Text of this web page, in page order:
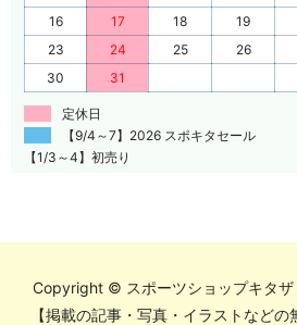
16
17 18 19
23
24 25 26
30
31
定休日
【9/4～7】2026 スポキタセール
【1/3～4】初売り
Copyright © スポーツショップキタ
【掲載の記事・写真・イラストなど